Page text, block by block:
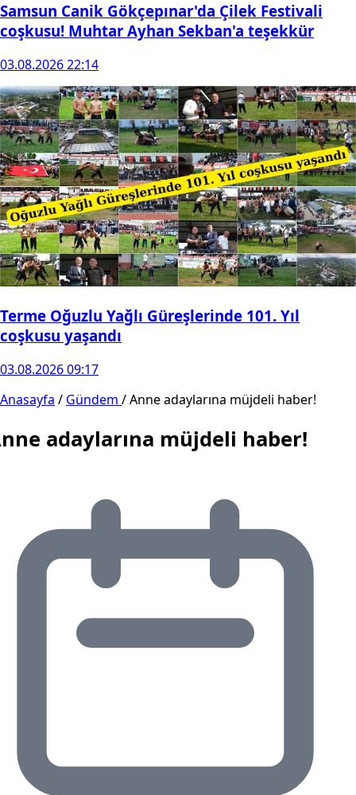
Samsun Canik Gökçepınar'da Çilek Festivali
coşkusu! Muhtar Ayhan Sekban'a teşekkür
03.08.2026 22:14
Terme Oğuzlu Yağlı Güreşlerinde 101. Yıl
coşkusu yaşandı
03.08.2026 09:17
Anasayfa / Gündem /Anne adaylarına müjdeli haber!
adaylarına müjdeli haber!